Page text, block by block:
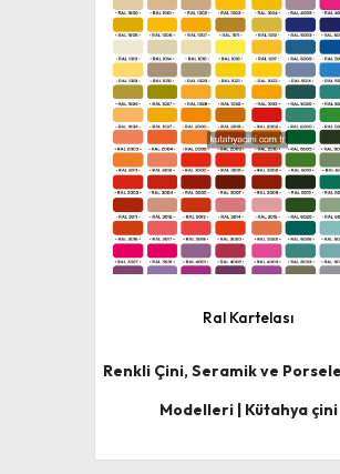
Ral Kartelası
Renkli Çini, Seramik ve
Modelleri | Kütahya çini